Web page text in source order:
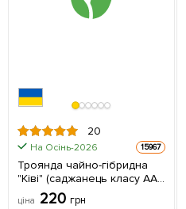
20
На Осінь-2026 15967
Троянда чайно-гібридна
"Ківі" (саджанець класу АА
+) вищий сорт 1 шт в
упаковці
ціна 220 грн